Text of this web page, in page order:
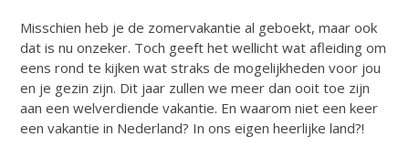
Misschien heb je de zomervakantie al geboekt, maar ook
dat is nu onzeker. Toch geeft het wellicht wat afleiding om
eens rond te kijken wat straks de mogelijkheden voor jou
en je gezin zijn. Dit jaar zullen we meer dan ooit toe zijn
aan een welverdiende vakantie. En waarom niet een keer
een vakantie in Nederland? In ons eigen heerlijke land?!